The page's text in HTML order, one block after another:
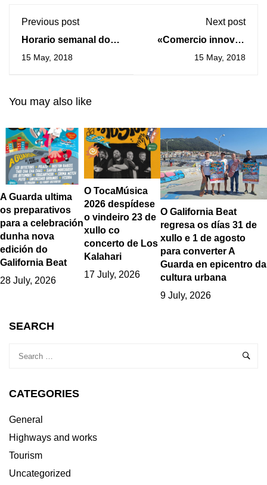
Previous post
Horario semanal do
transbordador A
15 May, 2018
Next post
«Comercio innova»
arrinca esta semana
15 May, 2018
You may also like
A Guarda ultima
os preparativos
para a celebración
dunha nova
edición do
Galifornia Beat
28 July, 2026
O TocaMúsica
2026 despídese
o vindeiro 23 de
xullo co
concerto de Los
Kalahari
17 July, 2026
O Galifornia Beat
regresa os días 31 de
xullo e 1 de agosto
para converter A
Guarda en epicentro da
cultura urbana
9 July, 2026
SEARCH
CATEGORIES
General
Highways and works
Tourism
Uncategorized